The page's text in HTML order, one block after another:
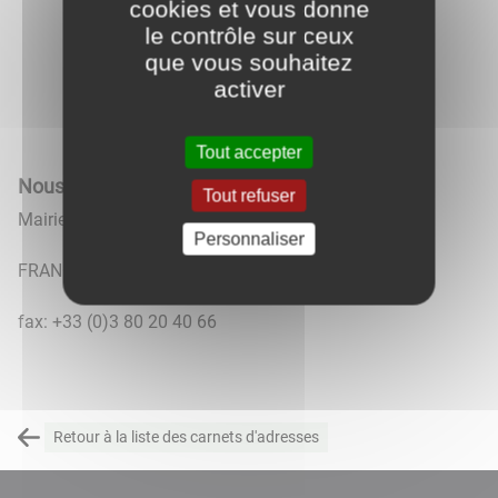
Nous contacter
Mairie
FRANCE
fax: +33 (0)3 80 20 40 66
Retour à la liste des carnets d'adresses
cookies et vous donne
le contrôle sur ceux
que vous souhaitez
activer
Tout accepter
Tout refuser
Personnaliser